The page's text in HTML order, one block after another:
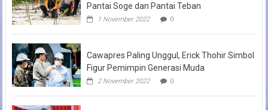
Pantai Soge dan Pantai Teban
1 November 2022 0
Cawapres Paling Unggul, Erick Thohir Simbol
Figur Pemimpin Generasi Muda
2 November 2022 0